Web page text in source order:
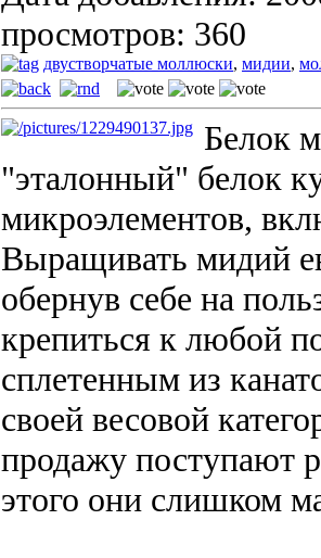
просмотров: 360
двустворчатые моллюски, мидии,
Белок
"эталонный" белок
микроэлементов,
Выращивать мидий
обернув себе на
крепиться к любой
сплетенным из
своей весовой
продажу поступают
этого они слишком